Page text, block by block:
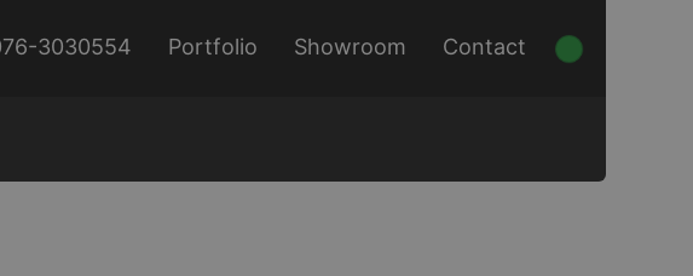
3030554 Portfolio Showroom Contact